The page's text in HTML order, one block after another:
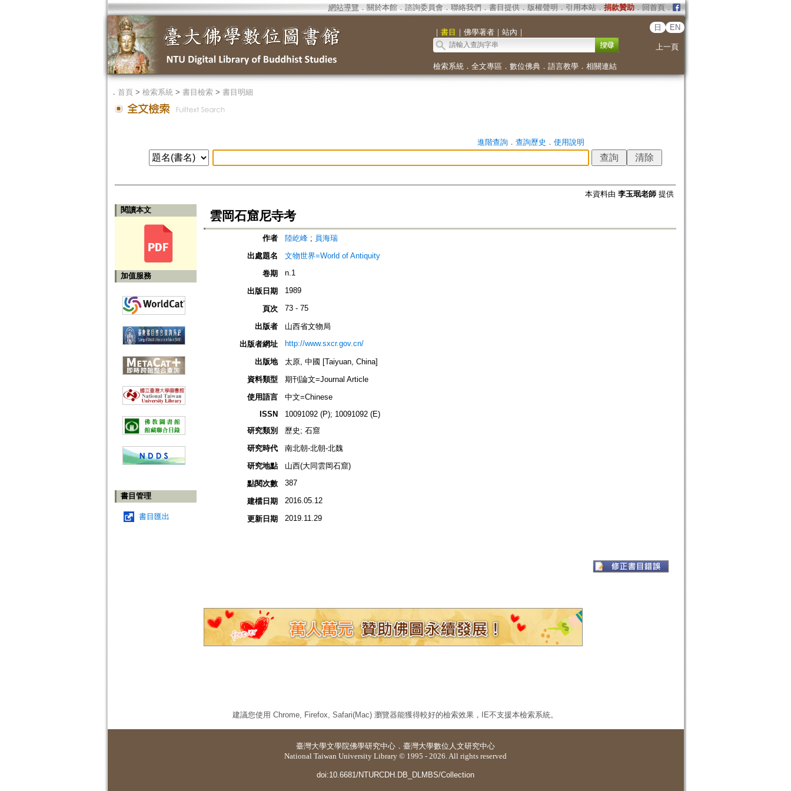
網站導覽 ． 關於本館． 諮詢委員會． 聯絡我們 ． 書目提供． 版權聲明 ． 引用本站． 捐款贊助．回首頁．
｜ 書目 ｜ 佛學著者｜ 站內 ｜
日 EN
上一頁
檢索系統． 全文專區 ． 數位佛典． 語言教學． 相關連結
． 首頁> 檢索系統> 書目檢索> 書目明細
進階查詢． 查詢歷史 ． 使用說明
本資料由 李玉珉老師提供
閱讀本文
加值服務
書目管理
書目匯出
雲岡石窟尼寺考
作者 陸屹峰; 員海瑞
出處題名
文物世界=World of Antiquity
卷期
n.1
出版日期 1989
頁次 73 - 75
出版者
山西省文物局
出版者網址
http://www.sxcr.gov.cn/
出版地
太原, 中國 [Taiyuan, China]
資料類型
期刊論文=Journal Article
使用語言
中文=Chinese
ISSN
10091092 (P); 10091092 (E)
研究類別
歷史; 石窟
研究時代
南北朝-北朝-北魏
研究地點
山西(大同雲岡石窟)
點閱次數
387
建檔日期 2016.05.12
更新日期 2019.11.29
建議您使用 Chrome, Firefox, Safari(Mac) 瀏覽器能獲得較好的檢索效果，IE不支援本檢索系統。
臺灣大學文學院佛學研究中心 ． 臺灣大學數位人文研究中心
National Taiwan University Library © 1995 - 2026. All rights reserved
doi:10.6681/NTURCDH.DB_DLMBS/Collection